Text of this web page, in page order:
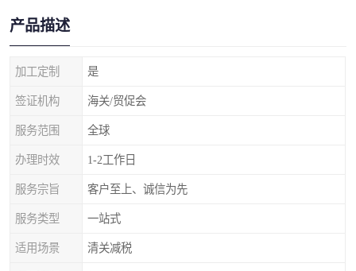
产品描述
加工定制 是
签证机构 海关/贸促会
服务范围 全球
办理时效 1-2工作日
服务宗旨 客户至上、诚信为先
服务类型 一站式
适用场景 清关减税